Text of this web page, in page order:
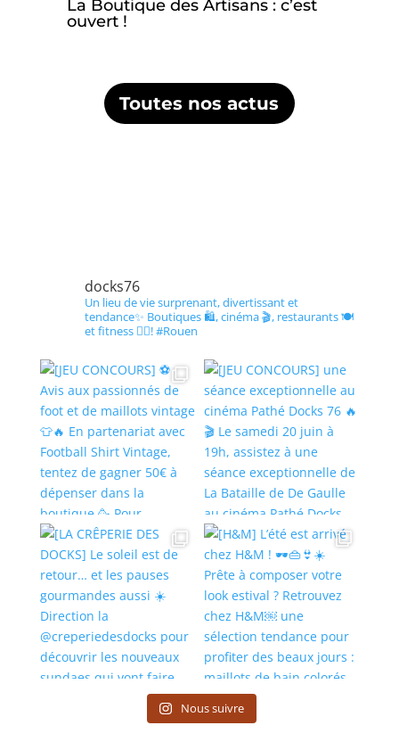
La Boutique des Artisans : c’est
ouvert !
Toutes nos actus
docks76
Un lieu de vie surprenant, divertissant et
tendance✨ Boutiques 🛍️, cinéma 🎬, restaurants 🍽️
et fitness 🏋️‍♀️!#Rouen
Nous suivre